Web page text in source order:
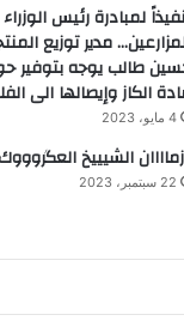
لمبادرة رئيس
مدير توزيع
طالب يوجه بتوفير
الكاز وإيصالها الى
4 مايو، 2023
الشيييخ
22 سبتمبر، 2023